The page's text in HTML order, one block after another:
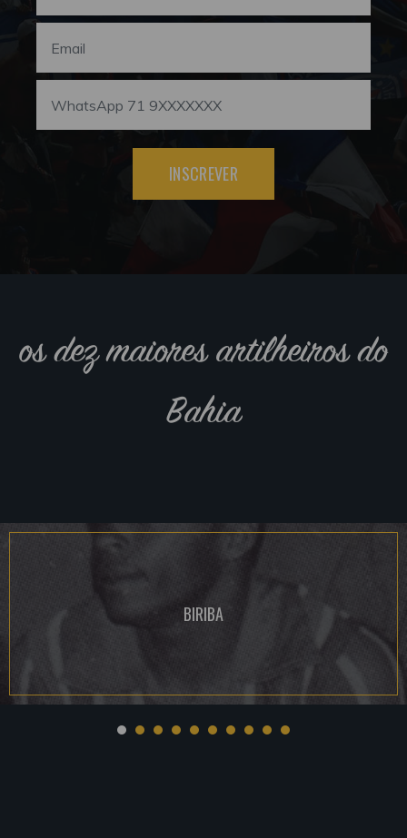
INSCREVER
os dez maiores artilheiros do
Bahia
BIRIBA